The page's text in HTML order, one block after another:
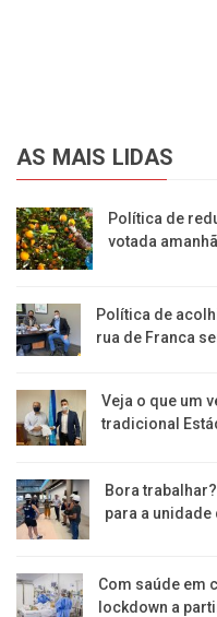
AS MAIS LIDAS
Política de
votada
Política de
rua de Franca
Veja o que um
tradicional
Bora
para a unidade
Com saúde em
lockdown a